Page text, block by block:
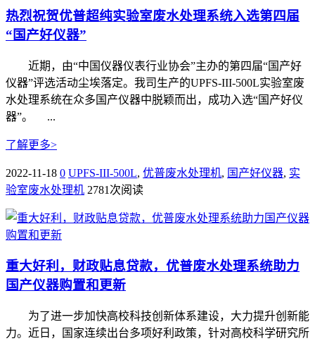
热烈祝贺优普超纯实验室废水处理系统入选第四届
“国产好仪器”
近期，由“中国仪器仪表行业协会”主办的第四届“国产好
仪器”评选活动尘埃落定。我司生产的UPFS-III-500L实验室废
水处理系统在众多国产仪器中脱颖而出，成功入选“国产好仪
器”。 ...
了解更多>
2022-11-18 0 UPFS-III-500L, 优普废水处理机, 国产好仪器, 实
验室废水处理机 2781次阅读
重大好利，财政贴息贷款，优普废水处理系统助力
国产仪器购置和更新
为了进一步加快高校科技创新体系建设，大力提升创新能
力。近日，国家连续出台多项好利政策，针对高校科学研究所